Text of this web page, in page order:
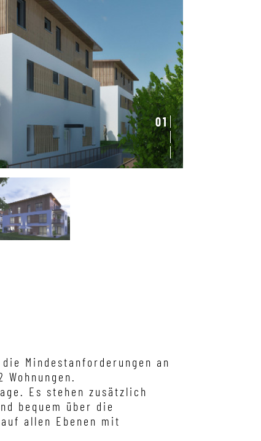
Mindestanforderungen an
Es stehen zusätzlich
bequem über die
allen Ebenen mit